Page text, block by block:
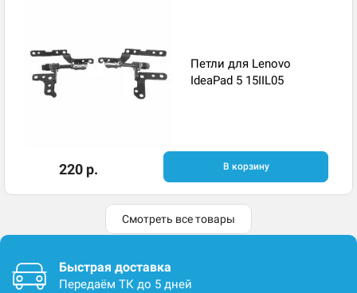
Петли для Lenovo
IdeaPad 5 15IIL05
220 р. В корзину
Смотреть все товары
Быстрая доставка
Передаём ТК до 5 дней